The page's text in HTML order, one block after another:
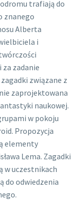
trafiają do
znanego
Alberta
i
za zadanie
związane z
zaprojektowana
naukowej.
w pokoju
Propozycja
elementy
Lema. Zagadki
w uczestnikach
do odwiedzenia